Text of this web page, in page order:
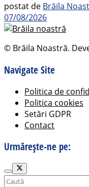
postat de Brăila
07/08/2026
© Brăila Noastră.
Navigate Site
Politica de
Politica cookies
Setări GDPR
Contact
Urmărește-ne pe: